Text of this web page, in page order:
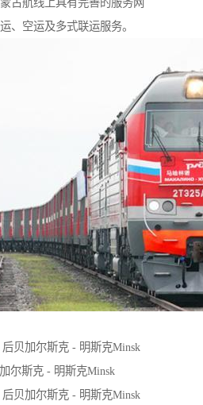
古航线上具有完善的服务网
、空运及多式联运服务。
贝加尔斯克 - 明斯克Minsk
尔斯克 - 明斯克Minsk
贝加尔斯克 - 明斯克Minsk